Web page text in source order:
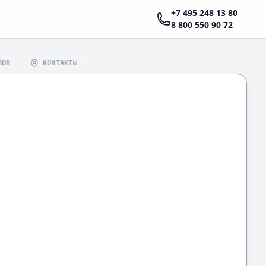
+7 495 248 13 80
8 800 550 90 72
КОНТАКТЫ